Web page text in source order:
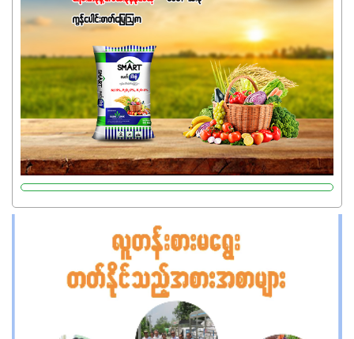
ကတော့ နိုက်ထရိုဂျင် 19%ပါဝင်တဲ့အတွက် ကလိုရိုဖီးလ်ဖွဲ့စည်း
မှုကို အားပေးကာ သီးနှံပင်များ၏အရွက်များစိမ်းလန်းသန်စွမ်း
ပြီး အစာချက်လုပ်မှုအားကောင်းစေပါတယ်။ အပင်၏ပင်ပိုင်း
ကြီးထွားမှုကို တိုးမြင့်စေကာ အပင်သန်၍ အကြီးမြန်စေပါတယ်။
သင့်တော်တဲ့ Phosphorus 7%ပါဝင်မှုကြောင့် အပင်ရဲ့ အမြစ်
ဖွဲ့စည်းတည်ဆောက်မှုကို ပို၍သန်မာလာအောင် အားပေးပါ
တယ်။ ဒါ့အပြင် ပန်းပွင့်ခြင်း၊အသီးသီးခြင်း၊အစေ့တည်ခြင်း
လုပ်ငန်းစဉ်များကိုလည်း အားပေးပါတယ်။ လုံလောက်တဲ့
Potassium 8%က အပင်ရဲ့ ရောဂါဒဏ်၊ရာသီဥတုဒဏ်ခံနိုင်ရည်
အရသာ ပိုမိုကောင်းမွန်စေဖို့အတွက် လိုအပ်တဲ့အာဟာရဓာတ်
ဖြစ်ပါတယ်။ ဟူးမစ်အက်စစ်ပါဝင်ပေါင်းစပ်ထားတဲ့အတွက်
အာဟာရဓာတ်စုပ်ယူမှုကောင်းမွန်လာခြင်း၊မြေဆီလွှာဖွဲ့စည်းပုံ
နှင့်ရေထိန်းနိုင်စွမ်းအားကောင်းလာခြင်းအပါအဝင်
အကျိုးကျေးဇူးများစွာကိုရရှိစေမှာဖြစ်ပါတယ်။ စပါးအပါအဝင်